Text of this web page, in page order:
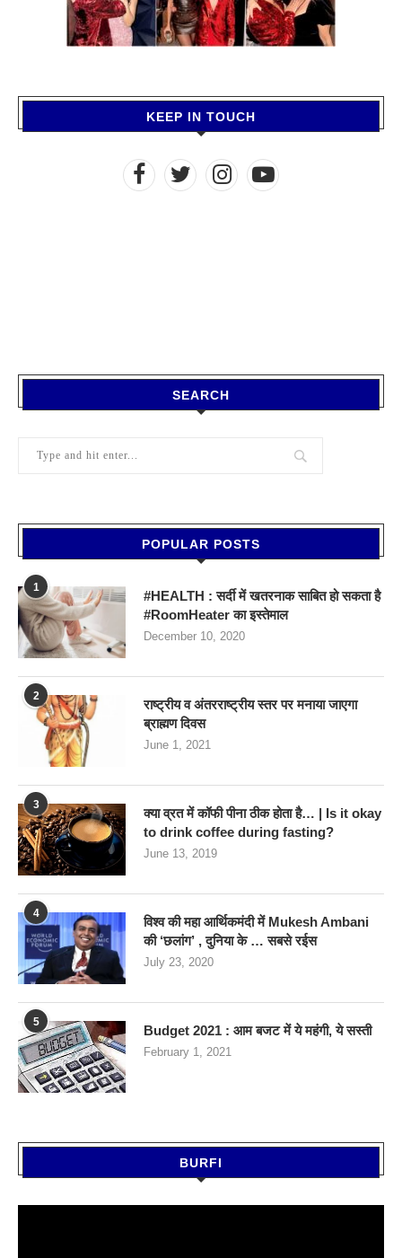
KEEP IN TOUCH
SEARCH
POPULAR POSTS
1
#HEALTH : सर्दी में खतरनाक साबित हो सकता है
#RoomHeater का इस्तेमाल
December 10, 2020
2
राष्ट्रीय व अंतरराष्ट्रीय स्तर पर मनाया जाएगा
ब्राह्मण दिवस
June 1, 2021
3
क्या व्रत में कॉफी पीना ठीक होता है… | Is it okay
to drink coffee during fasting?
June 13, 2019
4
विश्व की महा आर्थिकमंदी में Mukesh Ambani
की ‘छलांग’ , दुनिया के … सबसे रईस
July 23, 2020
5
Budget 2021 : आम बजट में ये महंगी, ये सस्‍ती
February 1, 2021
BURFI